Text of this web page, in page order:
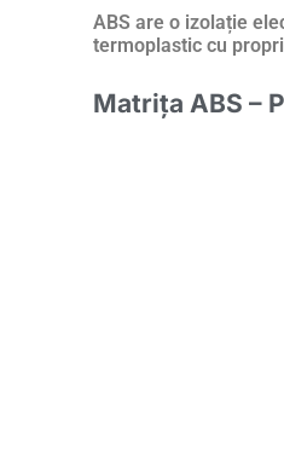
ABS are o izolație
termoplastic cu
Matrița ABS –